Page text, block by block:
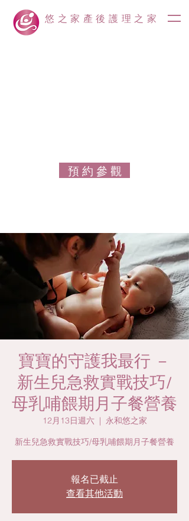
悠之家產後護理之家
預 約 參 觀
寶寶的守護我最行 －
新生兒急救實戰技巧/
母乳哺餵期月子餐營養
12月13日週六
  |
永和悠之家
新生兒急救實戰技巧/母乳哺餵期月子餐營養
報名已截止
查看其他活動